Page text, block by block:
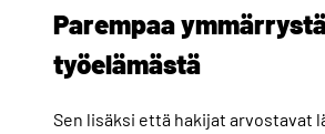
Parempaa
työelämästä
Sen lisäksi että hakijat arvostavat